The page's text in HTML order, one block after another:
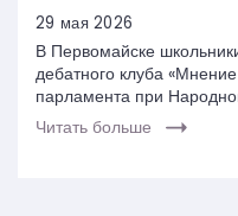
29 мая 2026
В Первомайске
дебатного клуба
парламента при
Читать больше